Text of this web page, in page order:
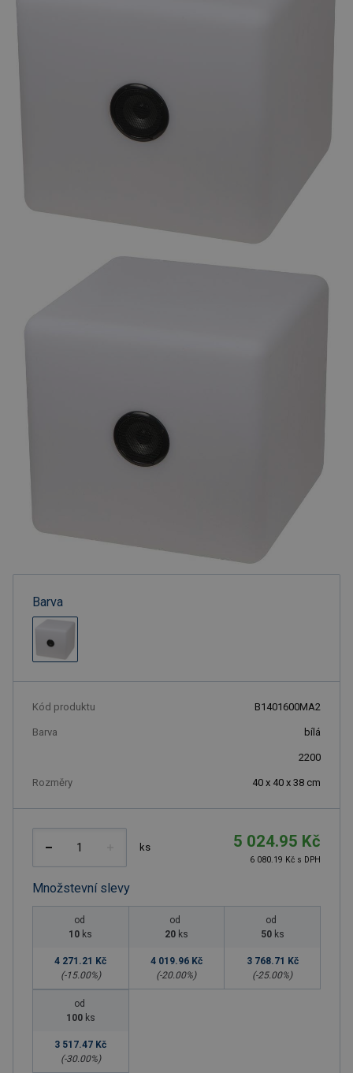
Barva
Kód produktu B1401600MA2
Barva bílá
2200
Rozměry 40 x 40 x 38 cm
ks 5 024.95 Kč
6 080.19 Kč s DPH
Množstevní slevy
od
10 ks
4 271.21 Kč
(-15.00%)
od
20 ks
4 019.96 Kč
(-20.00%)
od
50 ks
3 768.71 Kč
(-25.00%)
od
100 ks
3 517.47 Kč
(-30.00%)